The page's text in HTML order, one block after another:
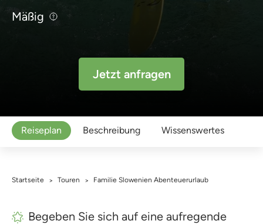
Mäßig
Jetzt anfragen
Reiseplan Beschreibung Wissenswertes
Startseite > Touren > Familie Slowenien Abenteuerurlaub
Begeben Sie sich auf eine aufregende